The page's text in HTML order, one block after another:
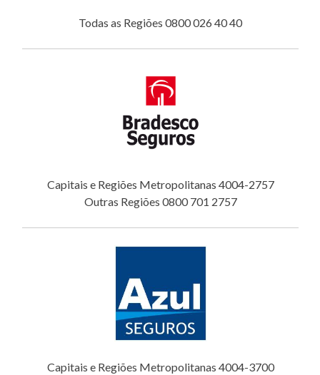
Todas as Regiões 0800 026 40 40
Capitais e Regiões Metropolitanas 4004-2757
Outras Regiões 0800 701 2757
Capitais e Regiões Metropolitanas 4004-3700